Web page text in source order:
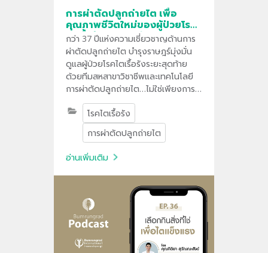
การผ่าตัดปลูกถ่ายไต เพื่อ
คุณภาพชีวิตใหม่ของผู้ป่วยโรค
ไตเรื้อรังระยะสุดท้าย
กว่า 37 ปีแห่งความเชี่ยวชาญด้านการ
ผ่าตัดปลูกถ่ายไต บำรุงราษฎร์มุ่งมั่น
ดูแลผู้ป่วยโรคไตเรื้อรังระยะสุดท้าย
ด้วยทีมสหสาขาวิชาชีพและเทคโนโลยี
การผ่าตัดปลูกถ่ายไต…ไม่ใช่เพียงการ
ผ่าตัด แต่คือการมอบชีวิตและโอกาส
ใหม่ให้กับผู้ป่วยให้กลับมาใช้ชีวิตได้ใกล้
เคียงเดิมอีกครั้ง
โรคไตเรื้อรัง
การผ่าตัดปลูกถ่ายไต
อ่านเพิ่มเติม